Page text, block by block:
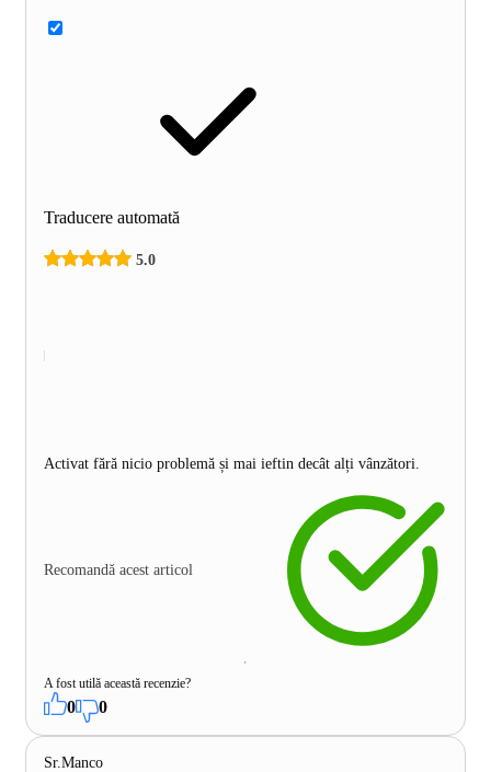
Traducere automată
5.0
Activat fără nicio problemă și mai ieftin decât alți vânzători.
Recomandă acest articol
A fost utilă această recenzie?
0 0
Sr.Manco